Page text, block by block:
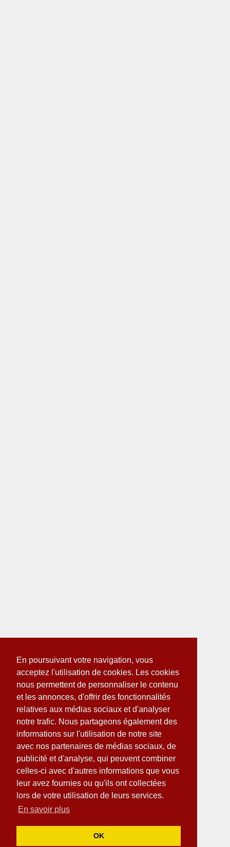
En poursuivant votre navigation, vous
acceptez l'utilisation de cookies. Les cookies
nous permettent de personnaliser le contenu
et les annonces, d'offrir des fonctionnalités
relatives aux médias sociaux et d'analyser
notre trafic. Nous partageons également des
informations sur l'utilisation de notre site
avec nos partenaires de médias sociaux, de
publicité et d'analyse, qui peuvent combiner
celles-ci avec d'autres informations que vous
leur avez fournies ou qu'ils ont collectées
lors de votre utilisation de leurs services.
En savoir plus
OK